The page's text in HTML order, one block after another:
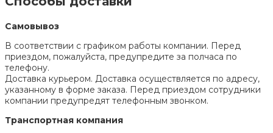
Самовывоз
В соответствии с графиком работы компании. Перед
приездом, пожалуйста, предупредите за полчаса по
телефону.
Доставка курьером. Доставка осуществляется по адресу,
указанному в форме заказа. Перед приездом сотрудники
компании предупредят телефонным звонком.
Транспортная компания